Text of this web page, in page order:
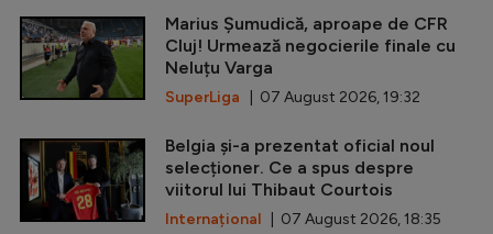
Marius Șumudică, aproape de CFR
Cluj! Urmează negocierile finale cu
Neluțu Varga
SuperLiga | 07 August 2026, 19:32
Belgia și-a prezentat oficial noul
selecționer. Ce a spus despre
viitorul lui Thibaut Courtois
Internațional | 07 August 2026, 18:35